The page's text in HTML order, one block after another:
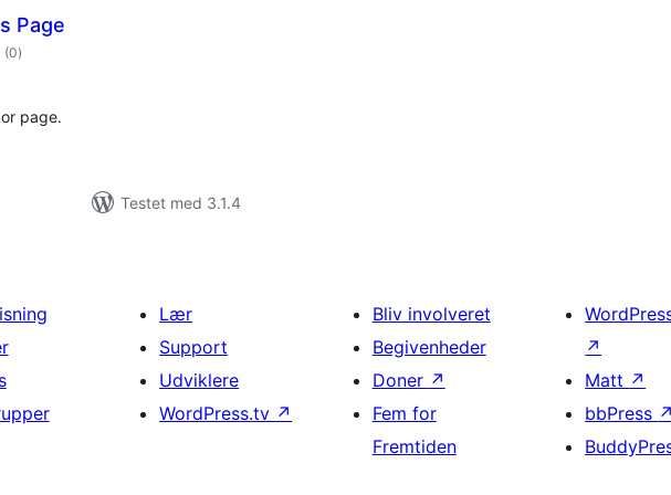
Page
(0totale
bedømmelser
)
page.
Testet med 3.1.4
Lær
Support
Udviklere
WordPress.tv ↗
Bliv involveret
Begivenheder
Doner ↗
Fem for
Fremtiden
↗
Matt ↗
bbPress ↗